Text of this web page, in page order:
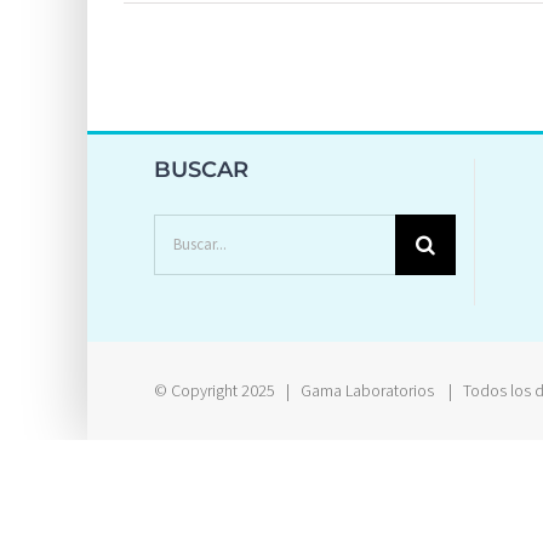
BUSCAR
© Copyright 2025 | Gama Laboratorios | Todos los